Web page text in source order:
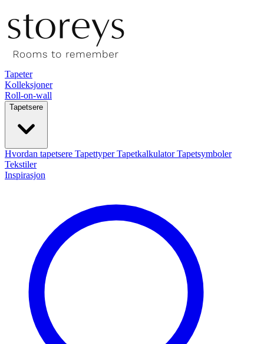
Tapeter
Kolleksjoner
Roll-on-wall
Tapetsere
Hvordan tapetsere TapettyperTapetkalkulatorTapetsymboler
Tekstiler
Inspirasjon